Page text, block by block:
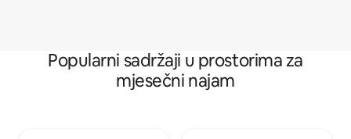
Popularni sadržaji u prostorima za
mjesečni najam